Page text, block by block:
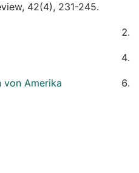
42(4), 231-245.
von Amerika